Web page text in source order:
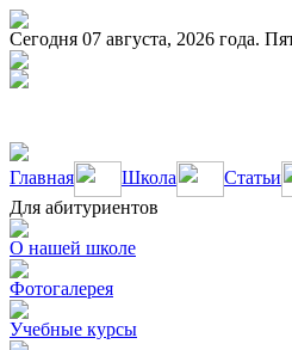
Сегодня 07 августа, 2026 года.
Главная Школа Статьи
Для абитуриентов
О нашей школе
Фотогалерея
Учебные курсы